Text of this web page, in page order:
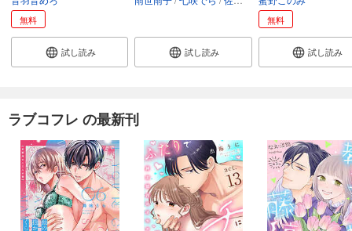
無料
試し読み 試し読み
無料
試し読み
ラブコフレ の最新刊